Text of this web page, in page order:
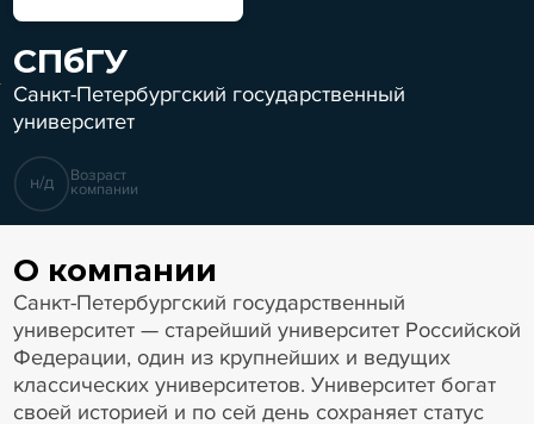
СПбГУ
Санкт-Петербургский государственный
университет
н/д Возраст
компании
О компании
Санкт-Петербургский государственный
университет — старейший университет Российской
Федерации, один из крупнейших и ведущих
классических университетов. Университет богат
своей историей и по сей день сохраняет статус